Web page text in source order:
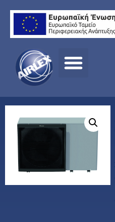
Αρχική σελίδα/ΠΡΟΪΟΝΤΑ
HEAT PUMPS